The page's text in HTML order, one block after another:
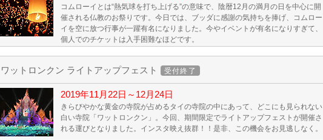
コムローイとは“熱気球を打ち上げる”の意味で、陰暦12月の満月の日を中心に開
催される仏教のお祭りです。今日では、ブッダに感謝の気持ちを捧げ、コムロー
イを空に放つ行事が一躍有名になりました。今やイベントが有名になりすぎて、
個人でのチケットは入手困難なほどです。
ワットロンクン ライトアップフェスト 受付終了
2019年11月22日～12月24日
きらびやかな黄金の寺院が占めるタイの寺院の中にあって、どこにも見られない
白い寺院「ワットロンクン」。今回、期間限定でライトアップフェストが開催さ
れる運びとなりました。インスタ映え抜群！！是非、この機会をお見逃しなく。